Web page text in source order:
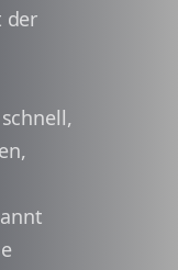
der